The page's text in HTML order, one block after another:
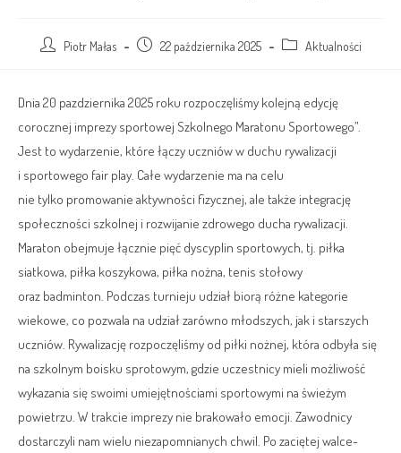
Piotr Małas 22 października 2025 Aktualności
Dnia 20 pazdziernika 2025 roku rozpoczęliśmy kolejną edycję
corocznej imprezy sportowej Szkolnego Maratonu Sportowego”.
Jest to wydarzenie, które łączy uczniów w duchu rywalizacji
i sportowego fair play. Całe wydarzenie ma na celu
nie tylko promowanie aktywności fizycznej, ale także integrację
społeczności szkolnej i rozwijanie zdrowego ducha rywalizacji.
Maraton obejmuje łącznie pięć dyscyplin sportowych, tj. piłka
siatkowa, piłka koszykowa, piłka nożna, tenis stołowy
oraz badminton. Podczas turnieju udział biorą różne kategorie
wiekowe, co pozwala na udział zarówno młodszych, jak i starszych
uczniów. Rywalizację rozpoczęliśmy od piłki nożnej, która odbyła się
na szkolnym boisku sprotowym, gdzie uczestnicy mieli możliwość
wykazania się swoimi umiejętnościami sportowymi na świeżym
powietrzu. W trakcie imprezy nie brakowało emocji. Zawodnicy
dostarczyli nam wielu niezapomnianych chwil. Po zaciętej walce-